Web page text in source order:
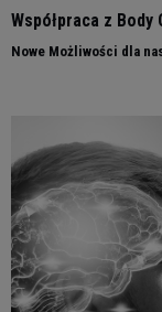
Współpraca z
Nowe Możliwości dla